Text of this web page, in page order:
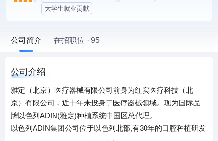
大学生就业贡献
公司简介 在招职位 · 95
公司介绍
雅定（北京）医疗器械有限公司前身为红实医疗科技（北
京）有限公司，近十年来投身于医疗器械领域。现为国际品
牌以色列ADIN(雅定)种植系统中国区总代理。
以色列ADIN集团公司位于以色列北部,有30年的口腔种植研发